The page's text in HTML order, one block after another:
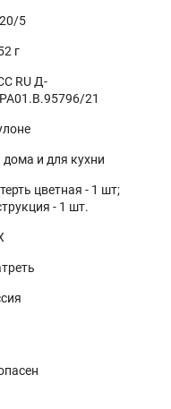
5
г
RU Д-
21
дома и для кухни
цветная - 1 шт;
- 1 шт.